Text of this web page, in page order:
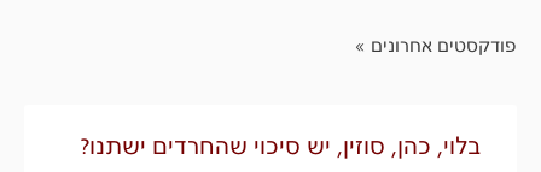
פודקסטים אחרונים »
בלוי, כהן, סוזין, יש סיכוי שהחרדים ישתנו?